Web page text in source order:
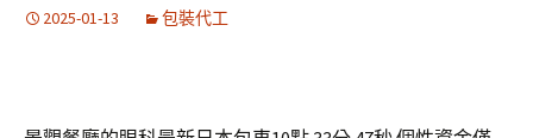
2025-01-13 包裝代工